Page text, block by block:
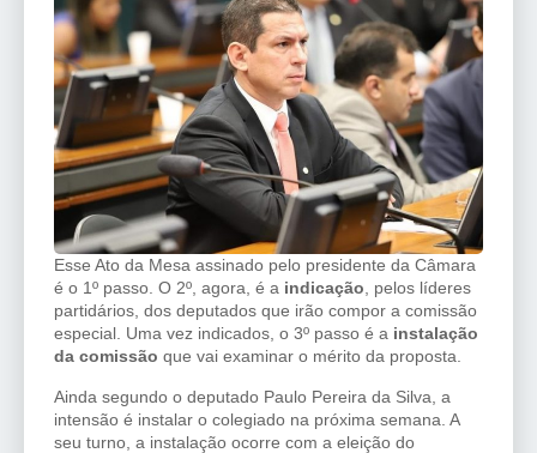
Esse Ato da Mesa assinado pelo presidente da Câmara
é o 1º passo. O 2º, agora, é a indicação , pelos líderes
partidários, dos deputados que irão compor a comissão
especial. Uma vez indicados, o 3º passo é a instalação
da comissão que vai examinar o mérito da proposta.
Ainda segundo o deputado Paulo Pereira da Silva, a
intensão é instalar o colegiado na próxima semana. A
seu turno, a instalação ocorre com a eleição do